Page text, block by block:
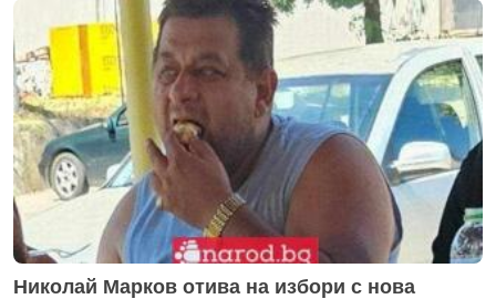
Николай Марков отива на избори с нова